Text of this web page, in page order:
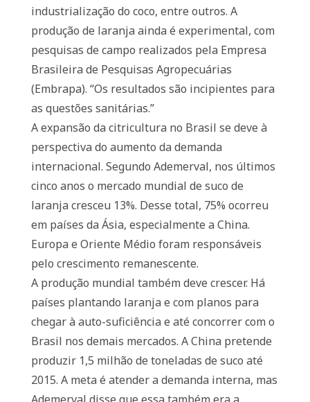
industrialização do coco, entre outros. A
produção de laranja ainda é experimental, com
pesquisas de campo realizados pela Empresa
Brasileira de Pesquisas Agropecuárias
(Embrapa). “Os resultados são incipientes para
as questões sanitárias.”
A expansão da citricultura no Brasil se deve à
perspectiva do aumento da demanda
internacional. Segundo Ademerval, nos últimos
cinco anos o mercado mundial de suco de
laranja cresceu 13%. Desse total, 75% ocorreu
em países da Ásia, especialmente a China.
Europa e Oriente Médio foram responsáveis
pelo crescimento remanescente.
A produção mundial também deve crescer. Há
países plantando laranja e com planos para
chegar à auto-suficiência e até concorrer com o
Brasil nos demais mercados. A China pretende
produzir 1,5 milhão de toneladas de suco até
2015. A meta é atender a demanda interna, mas